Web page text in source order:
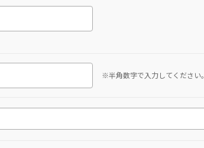
※半角数字で入力してください。